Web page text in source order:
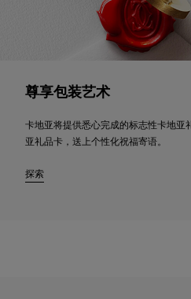
尊享包装艺术
卡地亚将提供悉心完成的标志性卡地亚
亚礼品卡，送上个性化祝福寄语。
探索